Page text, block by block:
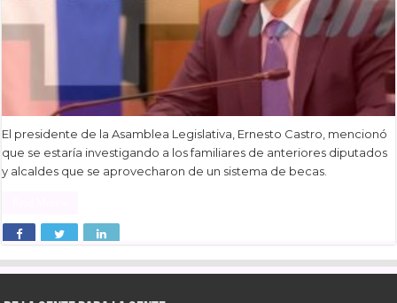
El presidente de la Asamblea Legislativa, Ernesto Castro, mencionó
que se estaría investigando a los familiares de anteriores diputados
y alcaldes que se aprovecharon de un sistema de becas.